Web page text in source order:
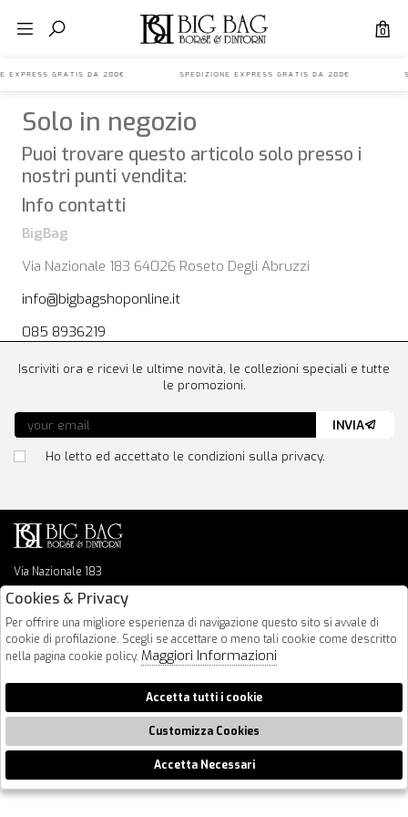
0
EXPRESS GRATIS DA 200€ SPEDIZIONE EXPRESS GRATIS DA 200€
Solo in negozio
Puoi trovare questo articolo solo presso i
nostri punti vendita:
Info contatti
BigBag
Via Nazionale 183 64026 Roseto Degli Abruzzi
info@bigbagshoponline.it
085 8936219
Via Nazionale 183
64026 Roseto Degli Abruzzi
info@bigbagshoponline.it
follow us
Iscriviti ora e ricevi le ultime novità, le collezioni speciali e tutte
le promozioni.
Ho letto ed accettato le condizioni sulla privacy.
INVIA
2026 BigBag - P.iva : 00916940679 Powered by
🍪
Cookies & Privacy
Per offrire una migliore esperienza di navigazione questo sito si avvale di
cookie di profilazione. Scegli se accettare o meno tali cookie come descritto
nella pagina cookie policy. Maggiori Informazioni
Accetta tutti i cookie
Customizza Cookies
Accetta Necessari